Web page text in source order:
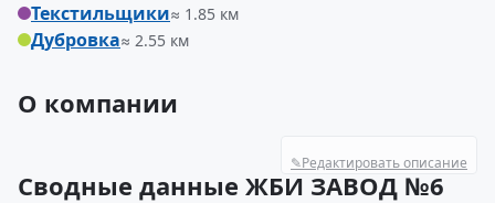
Текстильщики≈ 1.85 км
Дубровка≈ 2.55 км
О компании
✎Редактировать описание
Сводные данные ЖБИ ЗАВОД №6